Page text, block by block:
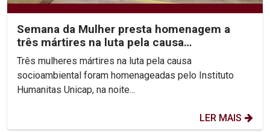
Semana da Mulher presta homenagem a
três mártires na luta pela causa
socioambiental
Três mulheres mártires na luta pela causa
socioambiental foram homenageadas pelo Instituto
Humanitas Unicap, na noite...
LER MAIS